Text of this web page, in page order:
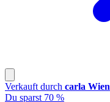
Verkauft durch carla Wien
Du sparst 70 %